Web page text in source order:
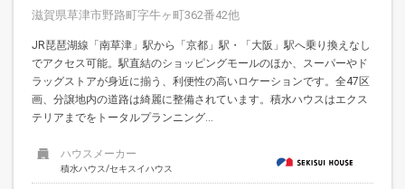
滋賀県草津市野路町字牛ヶ町362番42他
JR琵琶湖線「南草津」駅から「京都」駅・「大阪」駅へ乗り換えなし
でアクセス可能。駅直結のショッピングモールのほか、スーパーやド
ラッグストアが身近に揃う、利便性の高いロケーションです。全47区
画、分譲地内の道路は綺麗に整備されています。積水ハウスはエクス
テリアまでをトータルプランニング...
ハウスメーカー
積水ハウス/セキスイハウス